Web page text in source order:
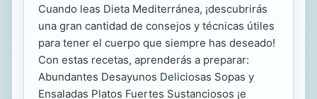
Cuando leas Dieta Mediterránea, ¡descubrirás
una gran cantidad de consejos y técnicas útiles
para tener el cuerpo que siempre has deseado!
Con estas recetas, aprenderás a preparar:
Abundantes Desayunos Deliciosas Sopas y
Ensaladas Platos Fuertes Sustanciosos ¡e